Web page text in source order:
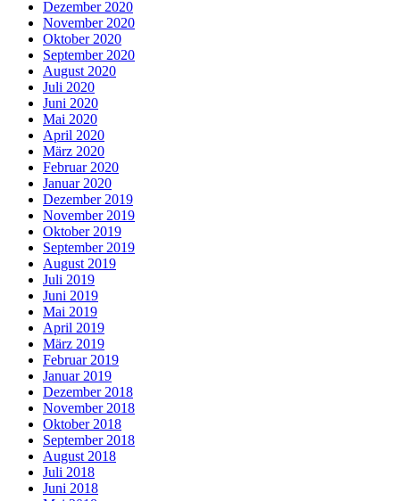
Dezember 2020
November 2020
Oktober 2020
September 2020
August 2020
Juli 2020
Juni 2020
Mai 2020
April 2020
März 2020
Februar 2020
Januar 2020
Dezember 2019
November 2019
Oktober 2019
September 2019
August 2019
Juli 2019
Juni 2019
Mai 2019
April 2019
März 2019
Februar 2019
Januar 2019
Dezember 2018
November 2018
Oktober 2018
September 2018
August 2018
Juli 2018
Juni 2018